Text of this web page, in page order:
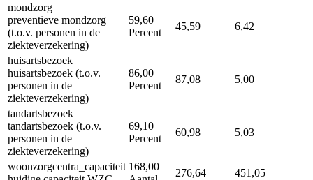
mondzorg
preventieve mondzorg
(t.o.v. personen in de
ziekteverzekering)
59,60
Percent
45,59 6,42
huisartsbezoek
huisartsbezoek (t.o.v.
personen in de
ziekteverzekering)
86,00
Percent
87,08 5,00
tandartsbezoek
tandartsbezoek (t.o.v.
personen in de
ziekteverzekering)
69,10
Percent
60,98 5,03
woonzorgcentra_capaciteit 168,00
276,64
451,05